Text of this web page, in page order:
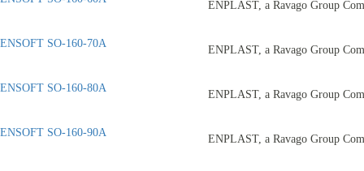
ENPLAST, a Ravago Group
ENSOFT SO-160-70A
ENPLAST, a Ravago Group
ENSOFT SO-160-80A
ENPLAST, a Ravago Group
ENSOFT SO-160-90A
ENPLAST, a Ravago Group